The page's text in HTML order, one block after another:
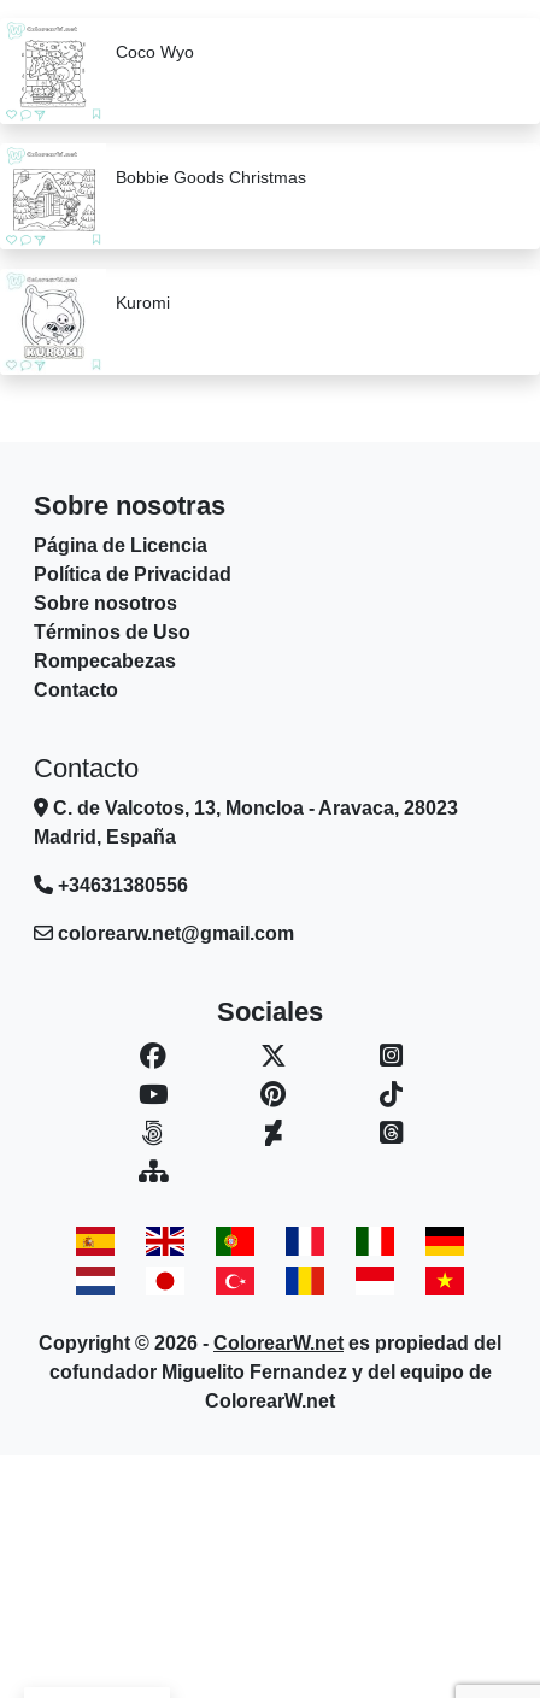
Coco Wyo
Bobbie Goods Christmas
Kuromi
Sobre nosotras
Página de Licencia
Política de Privacidad
Sobre nosotros
Términos de Uso
Rompecabezas
Contacto
Contacto
C. de Valcotos, 13, Moncloa - Aravaca, 28023
Madrid, España
+34631380556
colorearw.net@gmail.com
Sociales
Copyright © 2026 - ColorearW.net es propiedad del
cofundador Miguelito Fernandez y del equipo de
ColorearW.net